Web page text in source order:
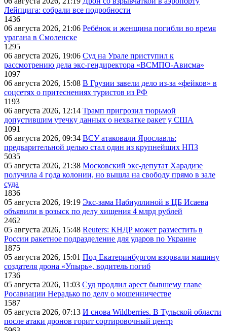
Лейпцига: собрали все подробности
1436
06 августа 2026, 21:06 Ребёнок и женщина погибли во время
урагана в Смоленске
1295
06 августа 2026, 19:06 Суд на Урале приступил к
рассмотрению дела экс-гендиректора «ВСМПО-Ависма»
1097
06 августа 2026, 15:08 В Грузии завели дело из-за «фейков» в
соцсетях о притеснениях туристов из РФ
1193
06 августа 2026, 12:14 Трамп пригрозил тюрьмой
допустившим утечку данных о нехватке ракет у США
1091
06 августа 2026, 09:34 ВСУ атаковали Ярославль:
предварительной целью стал один из крупнейших НПЗ
5035
05 августа 2026, 21:38 Московский экс-депутат Харадизе
получила 4 года колонии, но вышла на свободу прямо в зале
суда
1836
05 августа 2026, 19:19 Экс-зама Набиуллиной в ЦБ Исаева
объявили в розыск по делу хищения 4 млрд рублей
2462
05 августа 2026, 15:48 Reuters: КНДР может разместить в
России ракетное подразделение для ударов по Украине
1875
05 августа 2026, 15:01 Под Екатеринбургом взорвали машину
создателя дрона «Упырь», водитель погиб
1736
05 августа 2026, 11:03 Суд продлил арест бывшему главе
Росавиации Нерадько по делу о мошенничестве
1587
05 августа 2026, 07:13 И снова Wildberries. В Тульской области
после атаки дронов горит сортировочный центр